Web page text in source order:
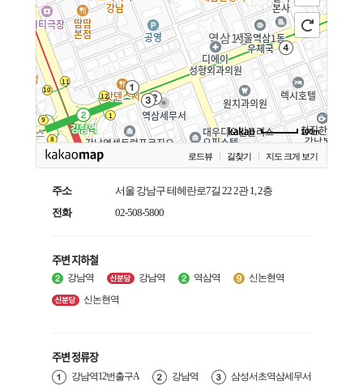
100m
로드뷰 길찾기 지도 크게 보기
주소
서울 강남구 테헤란로7길 22 2관 1, 2층
전화
02-508-5800
주변 지하철
강남역 강남역 역삼역
신논현역
신논현역
주변 정류장
강남역12번출구A 강남역
삼성서초역삼세무서